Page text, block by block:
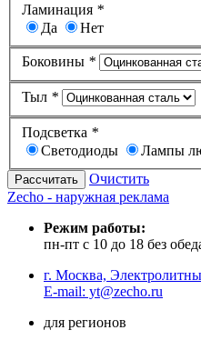
Ламинация *
Да
Нет
Боковины *
Тыл *
Подсветка *
Светодиоды
Лампы
Очистить
Zecho - наружная реклама
Режим работы:
пн-пт с 10 до 18 без
г. Москва,
E-mail: yt@zecho.ru
для регионов